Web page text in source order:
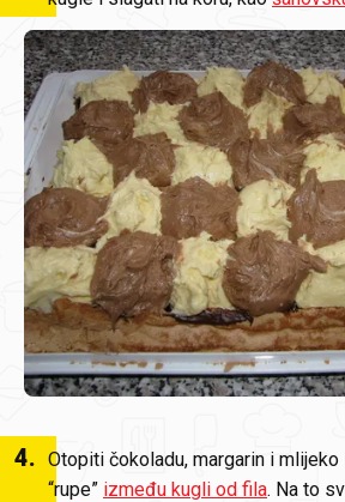
4. Otopiti čokoladu, margarin i
“rupe” između kugli od fila. Na to